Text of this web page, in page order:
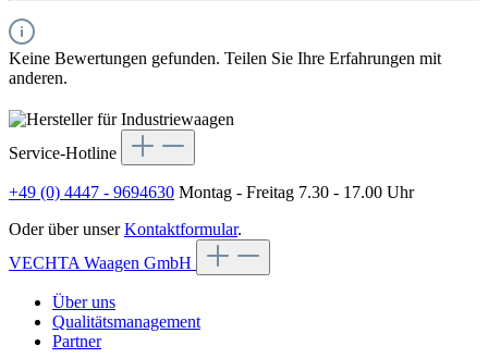
Keine Bewertungen gefunden. Teilen Sie Ihre Erfahrungen mit
anderen.
Service-Hotline
+49 (0) 4447 - 9694630 Montag - Freitag 7.30 - 17.00 Uhr
Oder über unserKontaktformular.
VECHTA Waagen GmbH
Über uns
Qualitätsmanagement
Partner